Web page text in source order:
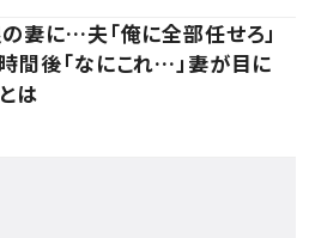
妻に…夫「俺に全部任せろ」
間後「なにこれ…」妻が目に
は